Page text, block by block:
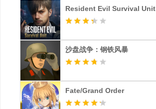
Resident Evil Survival Unit
沙盘战争：钢铁风暴
Fate/Grand Order